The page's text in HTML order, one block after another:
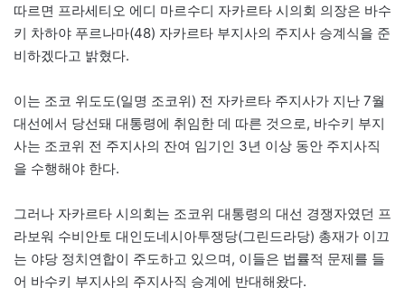
따르면 프라세티오 에디 마르수디 자카르타 시의회 의장은 바수
키 차하야 푸르나마(48) 자카르타 부지사의 주지사 승계식을 준
비하겠다고 밝혔다.
이는 조코 위도도(일명 조코위) 전 자카르타 주지사가 지난 7월
대선에서 당선돼 대통령에 취임한 데 따른 것으로, 바수키 부지
사는 조코위 전 주지사의 잔여 임기인 3년 이상 동안 주지사직
을 수행해야 한다.
그러나 자카르타 시의회는 조코위 대통령의 대선 경쟁자였던 프
라보워 수비안토 대인도네시아투쟁당(그린드라당) 총재가 이끄
는 야당 정치연합이 주도하고 있으며, 이들은 법률적 문제를 들
어 바수키 부지사의 주지사직 승계에 반대해왔다.